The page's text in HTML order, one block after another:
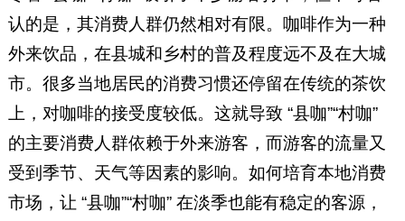
认的是，其消费人群仍然相对有限。咖啡作为一种
外来饮品，在县城和乡村的普及程度远不及在大城
市。很多当地居民的消费习惯还停留在传统的茶饮
上，对咖啡的接受度较低。这就导致 “县咖”“村咖”
的主要消费人群依赖于外来游客，而游客的流量又
受到季节、天气等因素的影响。如何培育本地消费
市场，让 “县咖”“村咖” 在淡季也能有稳定的客源，